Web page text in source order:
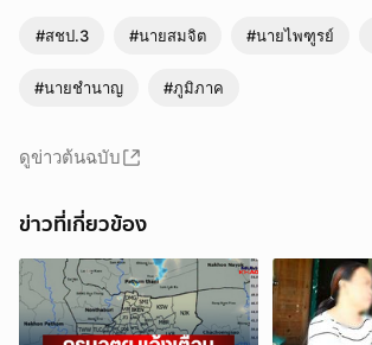
#สชป.3 #นายสมจิต #นายไพฑูรย์
#นายชำนาญ #ภูมิภาค
ดูข่าวต้นฉบับ
ข่าวที่เกี่ยวข้อง